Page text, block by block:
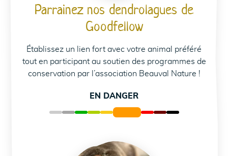
Parrainez nos dendrolagues de
Goodfellow
Établissez un lien fort avec votre animal préféré
tout en participant au soutien des programmes de
conservation par l’association Beauval Nature !
EN DANGER
Parrainez Tirrikee